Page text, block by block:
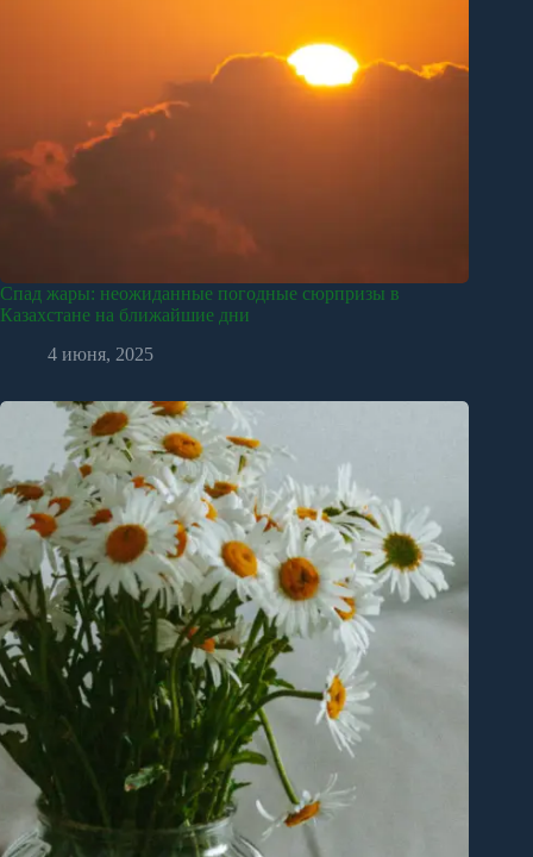
Спад жары: неожиданные погодные сюрпризы в
Казахстане на ближайшие дни
4 июня, 2025